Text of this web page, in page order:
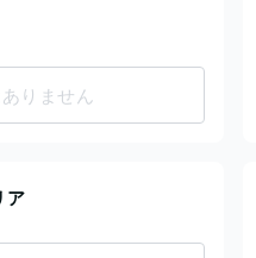
りません
ア